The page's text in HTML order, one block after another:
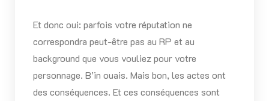
Et donc oui: parfois votre réputation ne
correspondra peut-être pas au RP et au
background que vous vouliez pour votre
personnage. B’in ouais. Mais bon, les actes ont
des conséquences. Et ces conséquences sont